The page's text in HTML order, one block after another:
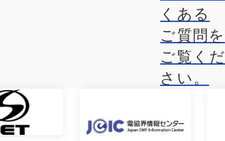
くある
ご質問を
ご覧くだ
さい。